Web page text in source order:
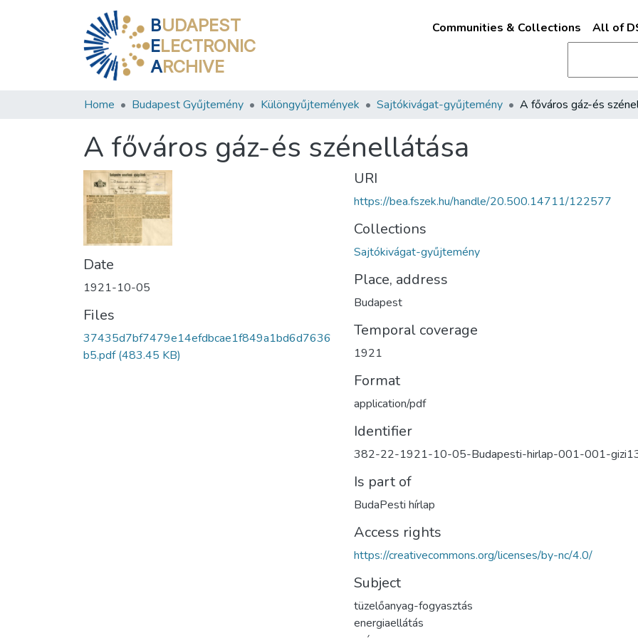
BUDAPEST
ELECTRONIC
ARCHIVE
Communities & Collections All of
Home Budapest Gyűjtemény Különgyűjtemények Sajtókivágat-gyűjtemény
A főváros gáz-és szénellátása
Date
1921-10-05
Files
37435d7bf7479e14efdbcae1f849a1bd6d7636
b5.pdf(483.45 KB)
URI
https://bea.fszek.hu/handle/20.500.14711/122577
Collections
Sajtókivágat-gyűjtemény
Place, address
Budapest
Temporal coverage
1921
Format
application/pdf
Identifier
382-22-1921-10-05-Budapesti-hirlap-001-001-
Is part of
BudaPesti hírlap
Access rights
https://creativecommons.org/licenses/by-nc/4.0/
Subject
tüzelőanyag-fogyasztás
energiaellátás